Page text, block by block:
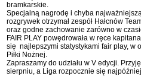
bramkarskie.
Specjalną nagrodę i chyba
rozgrywek otrzymał zespół Hałcnów
oraz godne zachowanie zarówno w
FAIR PLAY powędrowała w ręce
się najlepszymi statystykami fair play, w
Piłki Nożnej.
Zapraszamy do udziału w V edycji.
sierpniu, a Liga rozpocznie się